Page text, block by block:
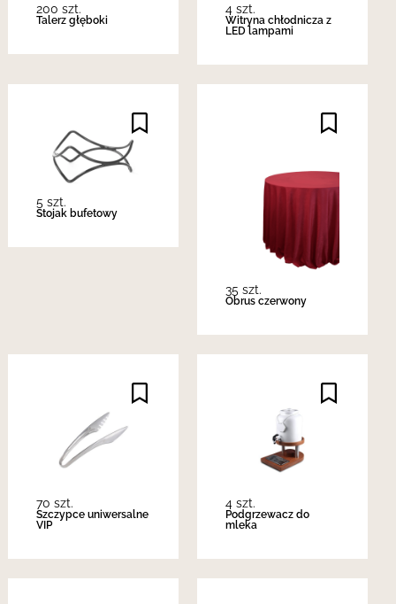
200 szt.
Talerz głęboki
4 szt.
Witryna chłodnicza z
LED lampami
5 szt.
Stojak bufetowy
35 szt.
Obrus czerwony
70 szt.
Szczypce uniwersalne
VIP
4 szt.
Podgrzewacz do
mleka